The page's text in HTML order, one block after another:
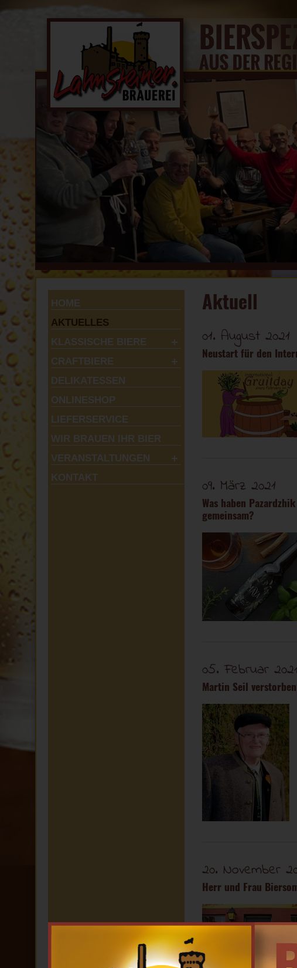
HOME
AKTUELLES
KLASSISCHE BIERE
CRAFTBIERE
DELIKATESSEN
ONLINESHOP
LIEFERSERVICE
WIR BRAUEN IHR BIER
VERANSTALTUNGEN
KONTAKT
Aktuell
01. August 2021
Neustart für den
09. März 2021
Was haben
gemeinsam?
05. Februar
Martin Seil verstorben
20. November
Herr und Frau